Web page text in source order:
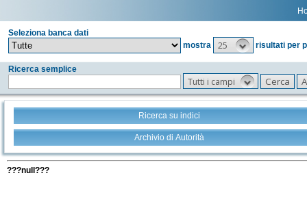
Seleziona banca dati
mostra
25 risultati per
Ricerca semplice
Tutti i campi
Ricerca su indici
Archivio di Autorità
???null???